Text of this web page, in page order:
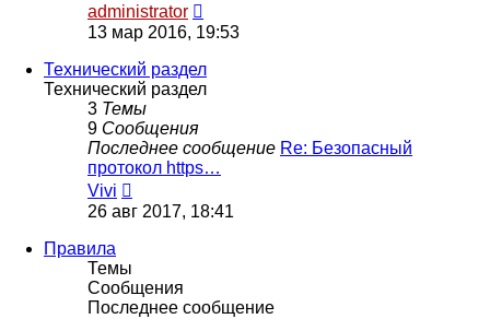
administrator
к
сообщению
13 мар 2016, 19:53
Технический раздел
Технический раздел
3 Темы
9 Сообщения
Последнее сообщение Re: Безопасный
протокол https…
Vivi
к
последнему
26 авг 2017, 18:41
Правила
Темы
Сообщения
Последнее сообщение